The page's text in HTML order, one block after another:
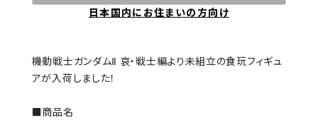
日本国内にお住まいの方向け
機動戦士ガンダムⅡ 哀・戦士編より未組立の食玩フィギュ
アが入荷しました！
■商品名